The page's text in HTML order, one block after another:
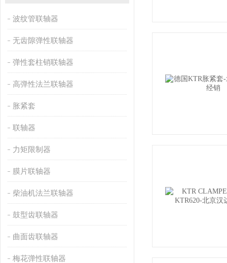
波纹管联轴器
无齿隙弹性联轴器
弹性套柱销联轴器
高弹性法兰联轴器
胀紧套
联轴器
力矩限制器
膜片联轴器
柴油机法兰联轴器
鼓型齿联轴器
曲面齿联轴器
梅花弹性联轴器